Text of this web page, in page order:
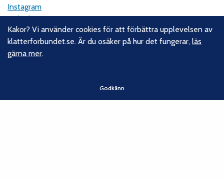
Instagram
Linkedin
Nyhetsbrev
Kontakt
Kakor? Vi använder cookies för att förbättra upplevelsen av
klatterforbundet.se. Är du osäker på hur det fungerar,läs
gärna mer.
Godkänn